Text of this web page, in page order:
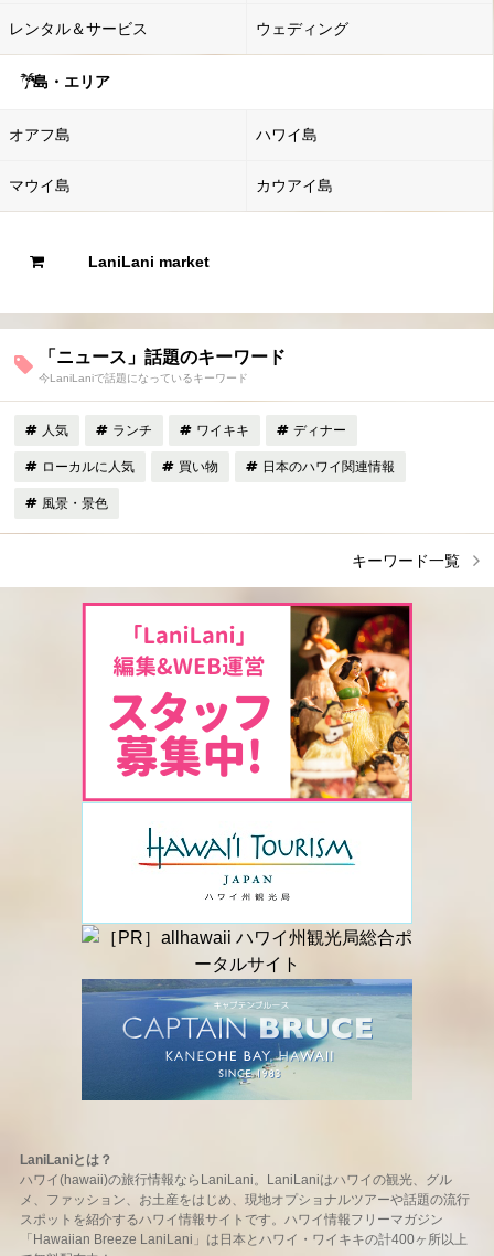
レンタル＆サービス ウェディング
島・エリア
オアフ島 ハワイ島
マウイ島 カウアイ島
LaniLani market
「ニュース」話題のキーワード
今LaniLaniで話題になっているキーワード
人気 ランチ ワイキキ ディナー
ローカルに人気 買い物 日本のハワイ関連情報
風景・景色
キーワード一覧
LaniLaniとは？
ハワイ(hawaii)の旅行情報ならLaniLani。LaniLaniはハワイの観光、グル
メ、ファッション、お土産をはじめ、現地オプショナルツアーや話題の流行
スポットを紹介するハワイ情報サイトです。ハワイ情報フリーマガジン
「Hawaiian Breeze LaniLani」は日本とハワイ・ワイキキの計400ヶ所以上